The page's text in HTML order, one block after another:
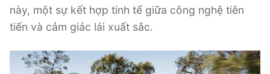
này, một sự kết hợp tinh tế giữa công nghệ tiên
tiến và cảm giác lái xuất sắc.